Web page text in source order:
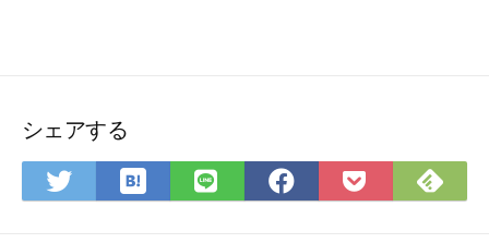
シェアする
Twitter
で
は
て
LINE
で
Facebook
で
Pocket
に
で